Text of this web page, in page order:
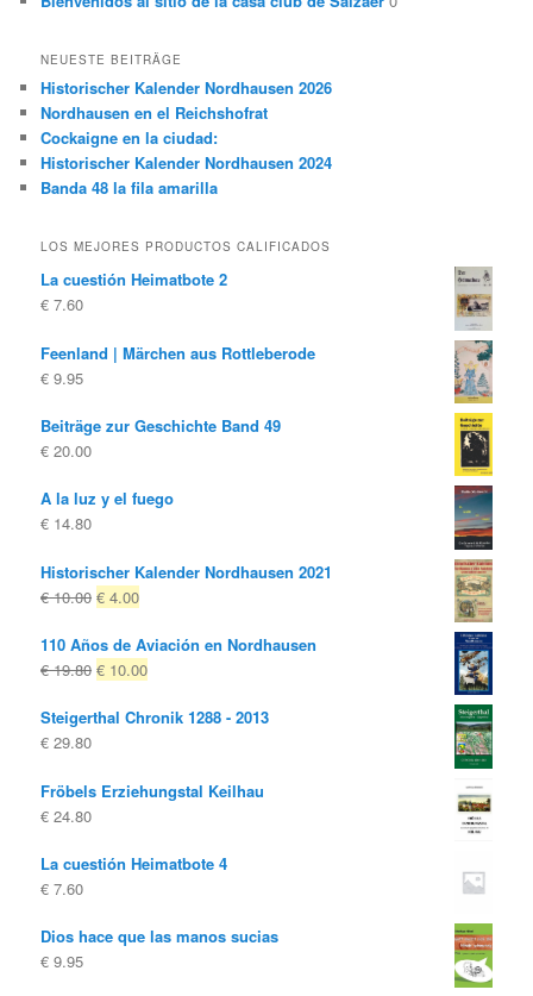
NEUESTE BEITRÄGE
Historischer Kalender Nordhausen 2026
Nordhausen en el Reichshofrat
Cockaigne en la ciudad:
Historischer Kalender Nordhausen 2024
Banda 48 la fila amarilla
LOS MEJORES PRODUCTOS CALIFICADOS
La cuestión Heimatbote 2
€ 7.60
Feenland | Märchen aus Rottleberode
€ 9.95
Beiträge zur Geschichte Band 49
€ 20.00
A la luz y el fuego
€ 14.80
Historischer Kalender Nordhausen 2021
€10.00 El
original
era:
€ 4.00El
actual
es:
110 Años de Aviación en Nordhausen
€19.80 El
original
€ 10.00El
actual
Steigerthal Chronik 1288 - 2013
€ 29.80
Fröbels Erziehungstal Keilhau
€ 24.80
La cuestión Heimatbote 4
€ 7.60
Dios hace que las manos sucias
€ 9.95